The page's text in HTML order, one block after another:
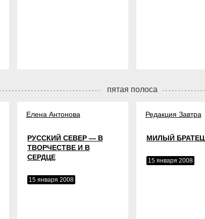
пятая полоса
Елена Антонова
РУССКИЙ СЕВЕР — В
ТВОРЧЕСТВЕ И В
СЕРДЦЕ
15 января 2008
Редакция Завтра
МИЛЫЙ БРАТЕЦ
15 января 2008